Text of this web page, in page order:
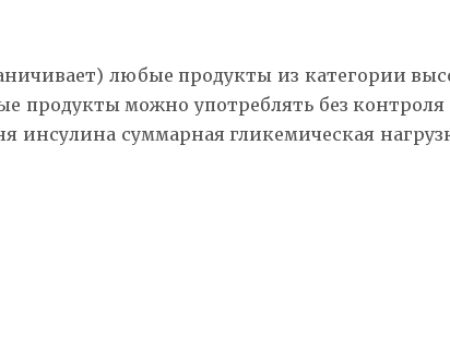
любые продукты из категории
продукты можно употреблять без
суммарная гликемическая